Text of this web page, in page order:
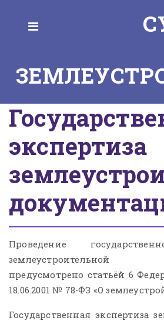
экспертиза
Проведение
землеустроительной
предусмотрено статьёй 6
18.06.2001 № 78-ФЗ «О
Государственная экспертиза